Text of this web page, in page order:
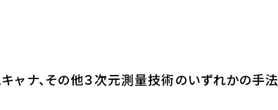
ャナ、その他３次元測量技術のいずれかの手法